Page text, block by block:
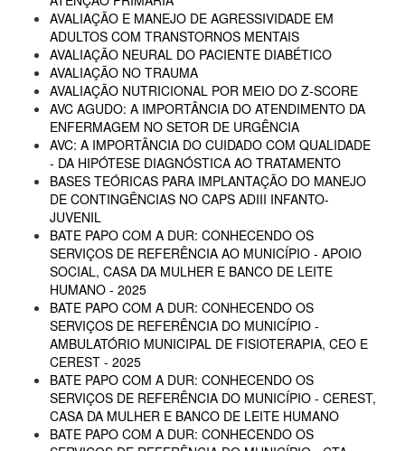
AVALIAÇÃO E MANEJO DE AGRESSIVIDADE EM
ADULTOS COM TRANSTORNOS MENTAIS
AVALIAÇÃO NEURAL DO PACIENTE DIABÉTICO
AVALIAÇÃO NO TRAUMA
AVALIAÇÃO NUTRICIONAL POR MEIO DO Z-SCORE
AVC AGUDO: A IMPORTÂNCIA DO ATENDIMENTO DA
ENFERMAGEM NO SETOR DE URGÊNCIA
AVC: A IMPORTÂNCIA DO CUIDADO COM QUALIDADE
- DA HIPÓTESE DIAGNÓSTICA AO TRATAMENTO
BASES TEÓRICAS PARA IMPLANTAÇÃO DO MANEJO
DE CONTINGÊNCIAS NO CAPS ADIII INFANTO-
JUVENIL
BATE PAPO COM A DUR: CONHECENDO OS
SERVIÇOS DE REFERÊNCIA AO MUNICÍPIO - APOIO
SOCIAL, CASA DA MULHER E BANCO DE LEITE
HUMANO - 2025
BATE PAPO COM A DUR: CONHECENDO OS
SERVIÇOS DE REFERÊNCIA DO MUNICÍPIO -
AMBULATÓRIO MUNICIPAL DE FISIOTERAPIA, CEO E
CEREST - 2025
BATE PAPO COM A DUR: CONHECENDO OS
SERVIÇOS DE REFERÊNCIA DO MUNICÍPIO - CEREST,
CASA DA MULHER E BANCO DE LEITE HUMANO
BATE PAPO COM A DUR: CONHECENDO OS